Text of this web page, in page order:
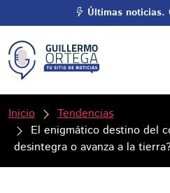
Últimas noticias.
Inicio
Tendencias
El enigmático destino del
desintegra o avanza a la